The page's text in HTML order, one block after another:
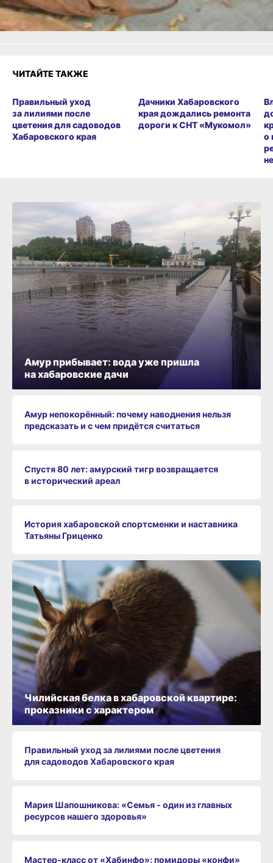
Разочарование
ЧИТАЙТЕ ТАКЖЕ
Правильный уход
за лилиями после
цветения для садоводов
Хабаровского края
Дачники Хабаровского
края дождались ремонта
дороги к СНТ «Мукомол»
о
Амур прибывает: вода уже пришла
на хабаровские дачи
Амур непокорённый: почему наводнения нельзя
предсказать и с чем придётся считаться
Спустя 80 лет: амурский тигр возвращается
в исторический ареал
История хабаровской спортсменки и наставника
Татьяны Гриценко
Правильный уход за лилиями после цветения
для садоводов Хабаровского края
Мария Шапошникова: «Семья - один из главных
ресурсов нашего здоровья»
Мастер-класс от «Хабинфо»: помидоры «конфи»
Чилийская белка в хабаровской квартире:
проказники с характером